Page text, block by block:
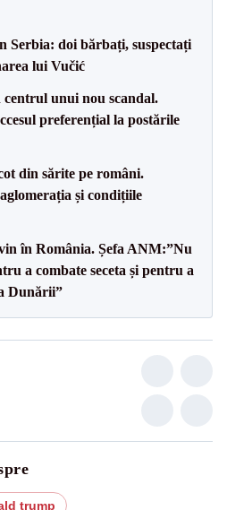
Serbia: doi bărbați, suspectați
lui Vučić
unui nou scandal.
preferențial la postările
din sărite pe români.
și condițiile
în România. Șefa ANM:”Nu
a combate seceta și pentru a
Dunării”
trump